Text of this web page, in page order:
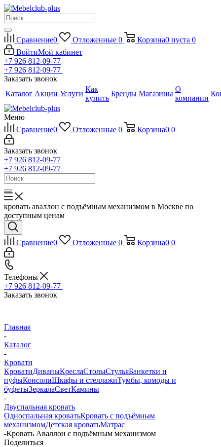
Сравнение0 Отложенные 0 Корзина0 пуста 0
ВойтиМой кабинет
+7 926 812-09-77
+7 926 812-09-77
Заказать звонок
Каталог Акции Услуги
Как
купить
Бренды Магазины
О
компании
Меню
Сравнение0 Отложенные 0 Корзина0 0
Заказать звонок
+7 926 812-09-77
+7 926 812-09-77
кровать аваллон с подъёмным механизмом в Москве по
доступным ценам
Сравнение0 Отложенные 0 Корзина0 0
Телефоны
+7 926 812-09-77
Заказать звонок
Главная
-
Каталог
-
Кровати
КроватиДиваныКреслаСтолыСтульяБанкетки и
пуфыКонсолиШкафы и стеллажиТумбы, комоды и
буфетыЗеркалаСветКамины
-
Двуспальная кровать
Односпальная кроватьКровать с подъёмным
механизмомДетская кроватьМатрас
-Кровать Аваллон с подъёмным механизмом
Поделиться